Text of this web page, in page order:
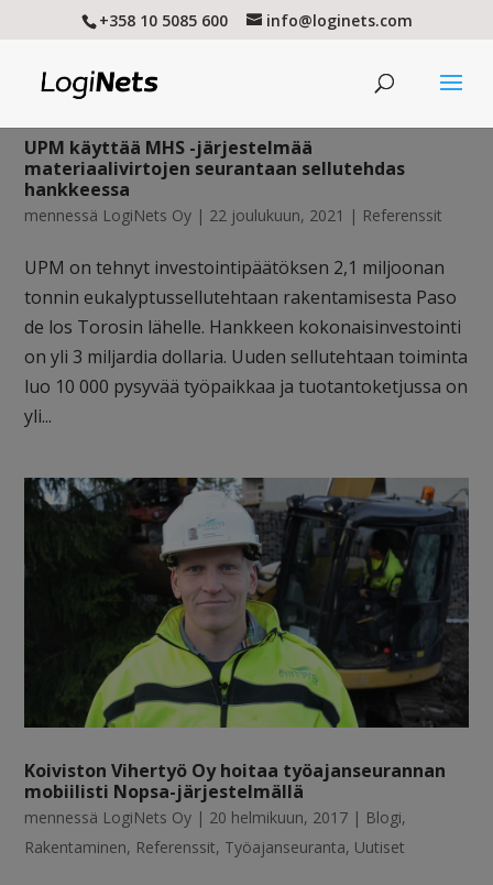
+358 10 5085 600 info@loginets.com
UPM käyttää MHS -järjestelmää
materiaalivirtojen seurantaan sellutehdas
hankkeessa
mennessä LogiNets Oy | 22 joulukuun, 2021 | Referenssit
UPM on tehnyt investointipäätöksen 2,1 miljoonan
tonnin eukalyptussellutehtaan rakentamisesta Paso
de los Torosin lähelle. Hankkeen kokonaisinvestointi
on yli 3 miljardia dollaria. Uuden sellutehtaan toiminta
luo 10 000 pysyvää työpaikkaa ja tuotantoketjussa on
yli...
Koiviston Vihertyö Oy hoitaa työajanseurannan
mobiilisti Nopsa-järjestelmällä
mennessä LogiNets Oy | 20 helmikuun, 2017 | Blogi,
Rakentaminen, Referenssit, Työajanseuranta, Uutiset